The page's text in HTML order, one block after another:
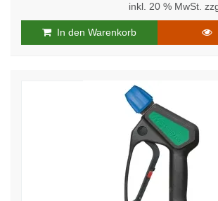
inkl. 20 % MwSt.
In den Warenkorb